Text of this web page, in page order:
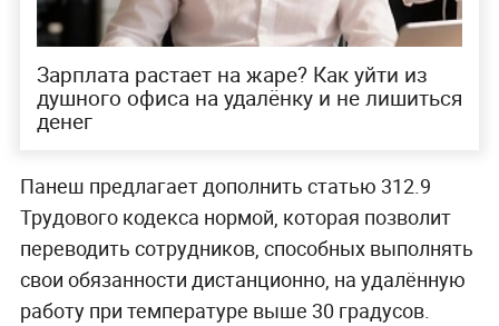
Зарплата растает на жаре? Как уйти из
душного офиса на удалёнку и не лишиться
денег
Панеш предлагает дополнить статью 312.9
Трудового кодекса нормой, которая позволит
переводить сотрудников, способных выполнять
свои обязанности дистанционно, на удалённую
работу при температуре выше 30 градусов.